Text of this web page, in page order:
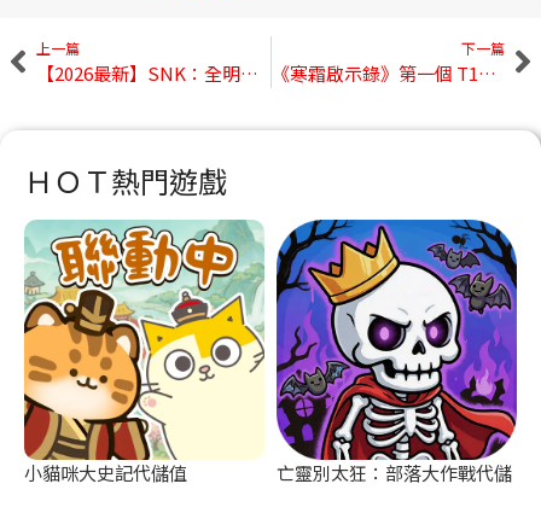
上一篇
【2026最新】SNK：全明星覺醒 禮包碼大全｜最新兌換碼、序號分享
下一篇
《寒霜啟示錄》第一個 T11 要多久｜無課與微課所需時間、禮包效益試算
ＨＯＴ熱門遊戲
小貓咪大史記代儲值
亡靈別太狂：部落大作戰代儲